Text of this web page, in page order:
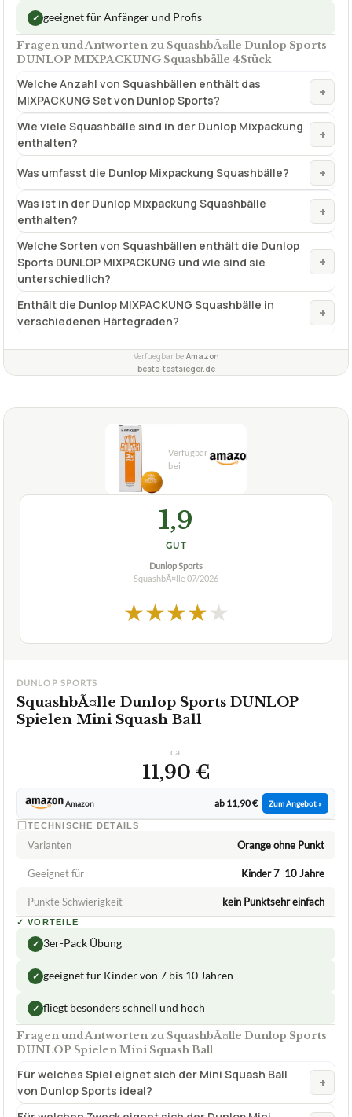
✓ geeignet für Anfänger und Profis
Fragen und Antworten zu SquashbÃ¤lle Dunlop Sports
DUNLOP MIXPACKUNG Squashbälle 4Stück
Welche Anzahl von Squashbällen enthält das
MIXPACKUNG Set von Dunlop Sports?
+
Wie viele Squashbälle sind in der Dunlop Mixpackung
enthalten?
+
Was umfasst die Dunlop Mixpackung Squashbälle? +
Was ist in der Dunlop Mixpackung Squashbälle
enthalten?
+
Welche Sorten von Squashbällen enthält die Dunlop
Sports DUNLOP MIXPACKUNG und wie sind sie
unterschiedlich?
+
Enthält die Dunlop MIXPACKUNG Squashbälle in
verschiedenen Härtegraden?
+
Verfuegbar beiAmazon
beste-testsieger.de
1,9
GUT
Dunlop Sports
SquashbÃ¤lle 07/2026
★★★★★
DUNLOP SPORTS
SquashbÃ¤lle Dunlop Sports DUNLOP
Spielen Mini Squash Ball
ca.
11,90 €
Amazon ab 11,90 € Zum Angebot »
TECHNISCHE DETAILS
Varianten Orange ohne Punkt
Geeignet für Kinder 7  10 Jahre
Punkte Schwierigkeit kein Punktsehr einfach
✓ VORTEILE
✓ 3er-Pack Übung
✓ geeignet für Kinder von 7 bis 10 Jahren
✓ fliegt besonders schnell und hoch
Fragen und Antworten zu SquashbÃ¤lle Dunlop Sports
DUNLOP Spielen Mini Squash Ball
Für welches Spiel eignet sich der Mini Squash Ball
von Dunlop Sports ideal?
+